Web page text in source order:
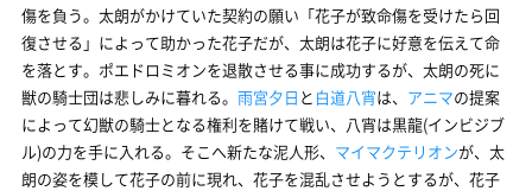
傷を負う。太朗がかけていた契約の願い「花子が致命傷を受けたら回
復させる」によって助かった花子だが、太朗は花子に好意を伝えて命
を落とす。ポエドロミオンを退散させる事に成功するが、太朗の死に
獣の騎士団は悲しみに暮れる。 雨宮夕日 と 白道八宵は、 アニマの提案
によって幻獣の騎士となる権利を賭けて戦い、八宵は黒龍(インビジブ
ル)の力を手に入れる。そこへ新たな泥人形、 マイマクテリオンが、太
朗の姿を模して花子の前に現れ、花子を混乱させようとするが、花子